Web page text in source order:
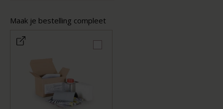
Maak je bestelling compleet